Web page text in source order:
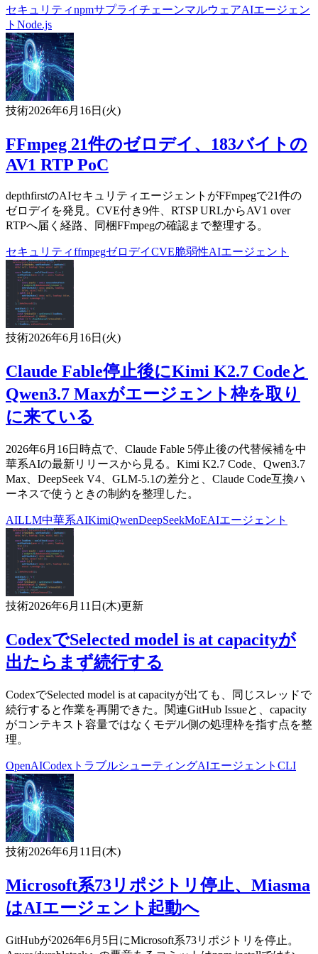
セキュリティnpmサプライチェーンマルウェアAIエージェン
ト Node.js
技術2026年6月16日(火)
FFmpeg 21件のゼロデイ、183バイトの
AV1 RTP PoC
depthfirstのAIセキュリティエージェントがFFmpegで21件の
ゼロデイを発見。CVE付き9件、RTSP URLからAV1 over
RTPへ届く経路、同梱FFmpegの確認まで整理する。
セキュリティffmpegゼロデイCVE脆弱性AIエージェント
技術2026年6月16日(火)
Claude Fable停止後にKimi K2.7 Codeと
Qwen3.7 Maxがエージェント枠を取り
に来ている
2026年6月16日時点で、Claude Fable 5停止後の代替候補を中
華系AIの最新リリースから見る。Kimi K2.7 Code、Qwen3.7
Max、DeepSeek V4、GLM-5.1の差分と、Claude Code互換ハ
ーネスで使うときの制約を整理した。
AILLM中華系AIKimiQwenDeepSeekMoEAIエージェント
技術2026年6月11日(木)更新
CodexでSelected model is at capacityが
出たらまず続行する
CodexでSelected model is at capacityが出ても、同じスレッドで
続行すると作業を再開できた。関連GitHub Issueと、capacity
がコンテキスト容量ではなくモデル側の処理枠を指す点を整
理。
OpenAICodex トラブルシューティングAIエージェント CLI
技術2026年6月11日(木)
Microsoft系73リポジトリ停止、Miasma
はAIエージェント起動へ
GitHubが2026年6月5日にMicrosoft系73リポジトリを停止。